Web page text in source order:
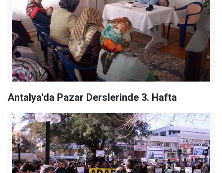
Antalya'da Pazar Derslerinde 3. Hafta